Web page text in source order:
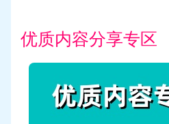
优质内容分享专区